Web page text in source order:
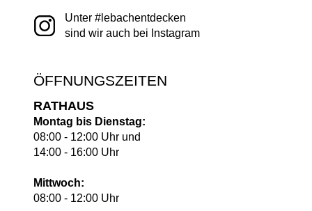
Unter #lebachentdecken
sind wir auch bei Instagram
ÖFFNUNGSZEITEN
RATHAUS
Montag bis Dienstag:
08:00 - 12:00 Uhr und
14:00 - 16:00 Uhr
Mittwoch:
08:00 - 12:00 Uhr